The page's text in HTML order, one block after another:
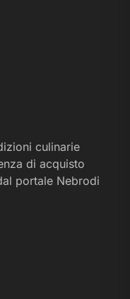
culinarie
di acquisto
portale Nebrodi